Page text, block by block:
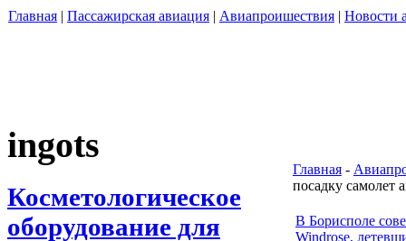
Главная | Пассажирская авиация | Авиапроишествия | Новости
ingots
Косметологическое
оборудование для
Главная -
посадку самолет
В Борисполе
Windrose,